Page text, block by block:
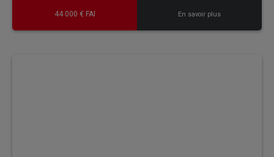
44 000 € FAI En savoir plus